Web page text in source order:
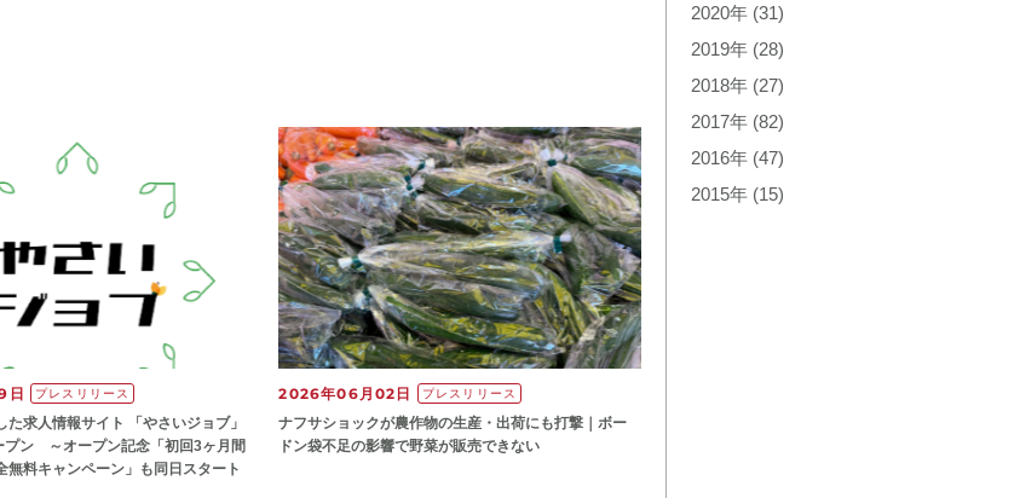
日 プレスリリース
た求人情報サイト 「やさいジョブ」
プン ～オープン記念「初回3ヶ月間
無料キャンペーン」も同日スタート
2026年06月02日 プレスリリース
ナフサショックが農作物の⽣産・出荷にも打撃｜ボー
ドン袋不⾜の影響で野菜が販売できない
2020年 (31)
2019年 (28)
2018年 (27)
2017年 (82)
2016年 (47)
2015年 (15)